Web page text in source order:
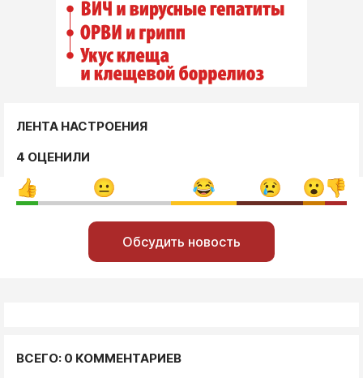
ЛЕНТА НАСТРОЕНИЯ
4 ОЦЕНИЛИ
Обсудить новость
ВСЕГО: 0 КОММЕНТАРИЕВ